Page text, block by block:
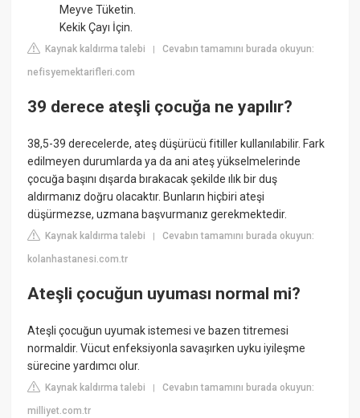
Meyve Tüketin.
Kekik Çayı İçin.
Kaynak kaldırma talebi |Cevabın tamamını burada okuyun:
nefisyemektarifleri.com
39 derece ateşli çocuğa ne yapılır?
38,5-39 derecelerde, ateş düşürücü fitiller kullanılabilir. Fark
edilmeyen durumlarda ya da ani ateş yükselmelerinde
çocuğa başını dışarda bırakacak şekilde ılık bir duş
aldırmanız doğru olacaktır. Bunların hiçbiri ateşi
düşürmezse, uzmana başvurmanız gerekmektedir.
Kaynak kaldırma talebi |Cevabın tamamını burada okuyun:
kolanhastanesi.com.tr
Ateşli çocuğun uyuması normal mi?
Ateşli çocuğun uyumak istemesi ve bazen titremesi
normaldir. Vücut enfeksiyonla savaşırken uyku iyileşme
sürecine yardımcı olur.
Kaynak kaldırma talebi |Cevabın tamamını burada okuyun:
milliyet.com.tr